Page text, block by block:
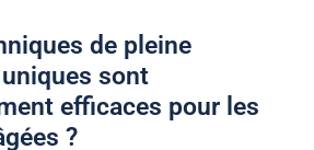
de pleine
sont
efficaces pour les
?